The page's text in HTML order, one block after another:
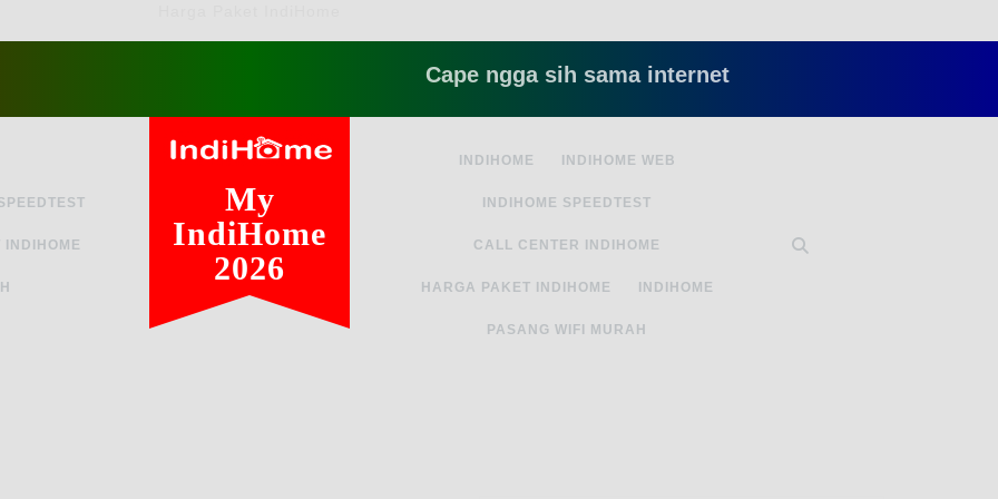
Cape ngga sih sama internet yang lambat gitu gitu aja
INDIHOME
My
IndiHome
2026
INDIHOME INDIHOME WEB
INDIHOME SPEEDTEST
CALL CENTER INDIHOME
HARGA PAKET INDIHOME INDIHOME
PASANG WIFI MURAH